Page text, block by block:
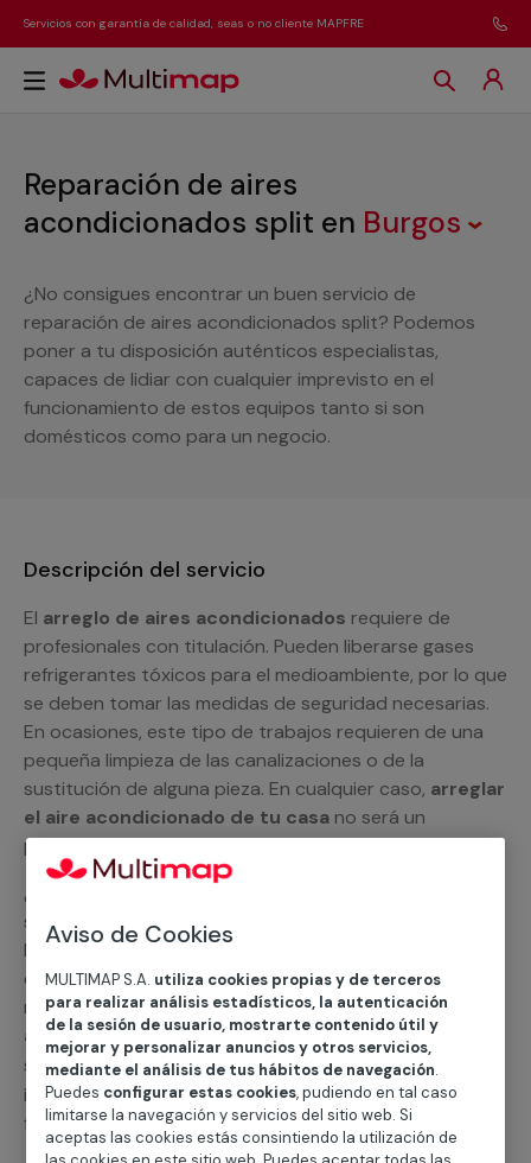
Servicios con garantía de calidad, seas o no cliente MAPFRE
Reparación de aires
acondicionados split en Burgos
¿No consigues encontrar un buen servicio de
reparación de aires acondicionados split? Podemos
poner a tu disposición auténticos especialistas,
capaces de lidiar con cualquier imprevisto en el
funcionamiento de estos equipos tanto si son
domésticos como para un negocio.
Descripción del servicio
El arreglo de aires acondicionados requiere de
profesionales con titulación. Pueden liberarse gases
refrigerantes tóxicos para el medioambiente, por lo que
se deben tomar las medidas de seguridad necesarias.
En ocasiones, este tipo de trabajos requieren de una
pequeña limpieza de las canalizaciones o de la
sustitución de alguna pieza. En cualquier caso, arreglar
el aire acondicionado de tu casa no será un
problema para nuestros especialistas.
¿Por qué no nos pides un presupuesto personalizado y
sin compromiso? Si lo haces, un miembro del equipo de
MULTIMAP se pondrá en contacto contigo y te
explicará todas las opciones con las que contamos en
nuestroservicio de reparación de aires
acondicionadossplit. Podemos ayudarte con el
suministro desplitsnuevos, o llevar a cabo las
intervenciones que solicites para su correcto
funcionamiento.
Aviso de Cookies
MULTIMAP S.A. utiliza cookies propias y de terceros
para realizar análisis estadísticos, la autenticación
de la sesión de usuario, mostrarte contenido útil y
mejorar y personalizar anuncios y otros servicios,
mediante el análisis de tus hábitos de navegación.
Puedes configurar estas cookies, pudiendo en tal caso
limitarse la navegación y servicios del sitio web. Si
aceptas las cookies estás consintiendo la utilización de